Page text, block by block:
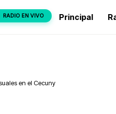
RADIO EN VIVO Principal
en el Cecuny